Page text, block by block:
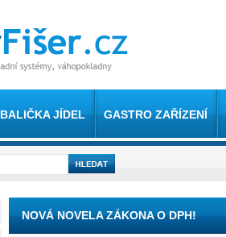
BALIČKA JÍDEL GASTRO ZAŘÍZENÍ
NOVÁ NOVELA ZÁKONA O DPH!